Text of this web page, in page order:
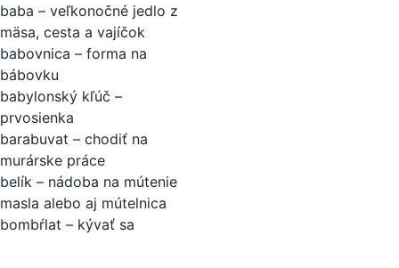
baba – veľkonočné jedlo z
mäsa, cesta a vajíčok
babovnica – forma na
bábovku
babylonský kľúč –
prvosienka
barabuvat – chodiť na
murárske práce
belík – nádoba na mútenie
masla alebo aj mútelnica
bombŕlat – kývať sa